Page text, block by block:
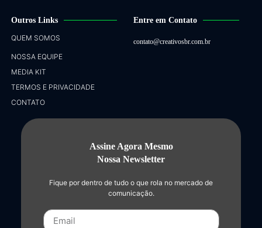
Outros Links
QUEM SOMOS
NOSSA EQUIPE
MEDIA KIT
TERMOS E PRIVACIDADE
CONTATO
Entre em Contato
contato@creativosbr.com.br
Assine Agora Mesmo
Nossa Newsletter
Fique por dentro de tudo o que rola no mercado de
comunicação.